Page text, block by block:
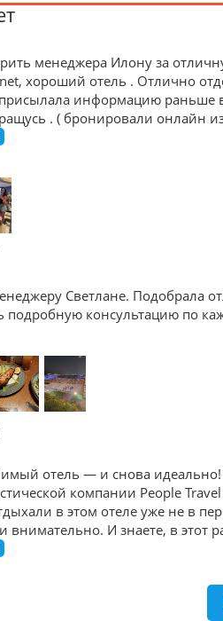
менеджера Илону за
хороший отель . Отлично
информацию раньше
. ( бронировали онлайн
Светлане. Подобрала
консультацию по
отель — и снова идеально!
компании People
в этом отеле уже не в
внимательно. И знаете, в этот